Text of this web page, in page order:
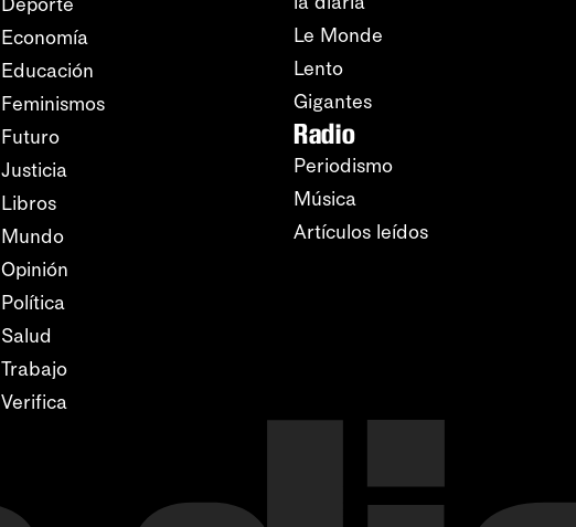
Economía
Educación
Feminismos
Futuro
Justicia
Libros
Mundo
Opinión
Política
Salud
Trabajo
Verifica
Le Monde
Lento
Gigantes
Radio
Periodismo
Música
Artículos leídos